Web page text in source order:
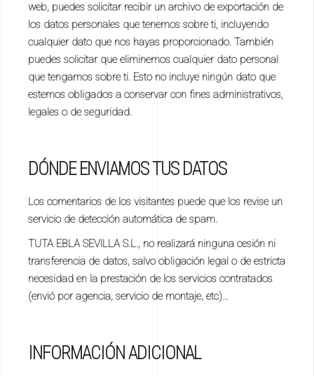
web, puedes solicitar recibir un archivo de exportación de
los datos personales que tenemos sobre ti, incluyendo
cualquier dato que nos hayas proporcionado. También
puedes solicitar que eliminemos cualquier dato personal
que tengamos sobre ti. Esto no incluye ningún dato que
estemos obligados a conservar con fines administrativos,
legales o de seguridad.
DÓNDE ENVIAMOS TUS DATOS
Los comentarios de los visitantes puede que los revise un
servicio de detección automática de spam.
TUTA EBLA SEVILLA S.L., no realizará ninguna cesión ni
transferencia de datos, salvo obligación legal o de estricta
necesidad en la prestación de los servicios contratados
(envió por agencia, servicio de montaje, etc)…
INFORMACIÓN ADICIONAL